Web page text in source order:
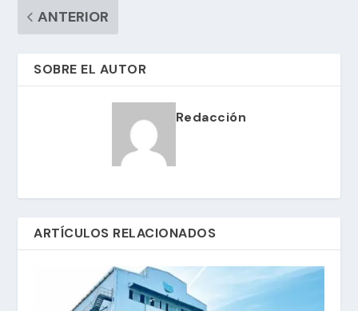
ANTERIOR
SOBRE EL AUTOR
Redacción
ARTÍCULOS RELACIONADOS